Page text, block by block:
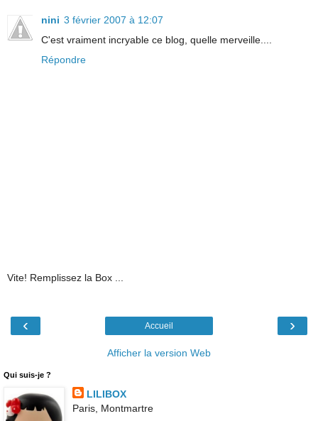
nini 3 février 2007 à 12:07
C'est vraiment incryable ce blog, quelle merveille....
Répondre
Vite! Remplissez la Box ...
‹ ›
Accueil
Afficher la version Web
Qui suis-je ?
LILIBOX
Paris, Montmartre